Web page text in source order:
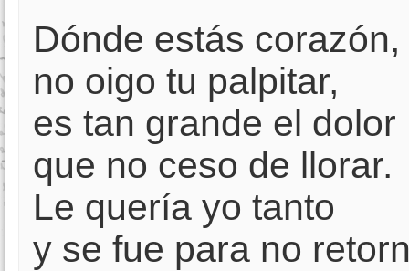
Dónde estás corazón,
no oigo tu palpitar,
es tan grande el dolor
que no ceso de llorar.
Le quería yo tanto
y se fue para no